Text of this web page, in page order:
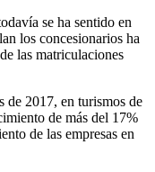
se ha sentido en
los concesionarios ha
las matriculaciones
de 2017, en turismos de
de más del 17%
de las empresas en